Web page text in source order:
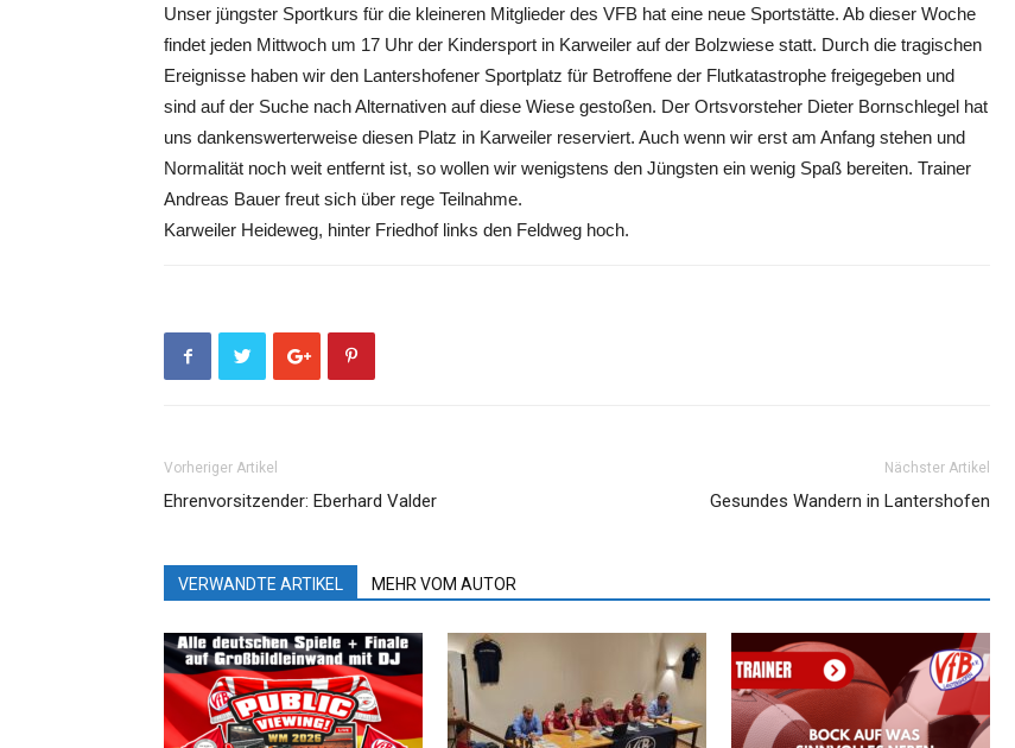
Unser jüngster Sportkurs für die kleineren Mitglieder des VFB hat eine neue Sportstätte. Ab dieser Woche
findet jeden Mittwoch um 17 Uhr der Kindersport in Karweiler auf der Bolzwiese statt. Durch die tragischen
Ereignisse haben wir den Lantershofener Sportplatz für Betroffene der Flutkatastrophe freigegeben und
sind auf der Suche nach Alternativen auf diese Wiese gestoßen. Der Ortsvorsteher Dieter Bornschlegel hat
uns dankenswerterweise diesen Platz in Karweiler reserviert. Auch wenn wir erst am Anfang stehen und
Normalität noch weit entfernt ist, so wollen wir wenigstens den Jüngsten ein wenig Spaß bereiten. Trainer
Andreas Bauer freut sich über rege Teilnahme.
Karweiler Heideweg, hinter Friedhof links den Feldweg hoch.
Vorheriger Artikel
Ehrenvorsitzender: Eberhard Valder
Nächster Artikel
Gesundes Wandern in Lantershofen
VERWANDTE ARTIKEL MEHR VOM AUTOR